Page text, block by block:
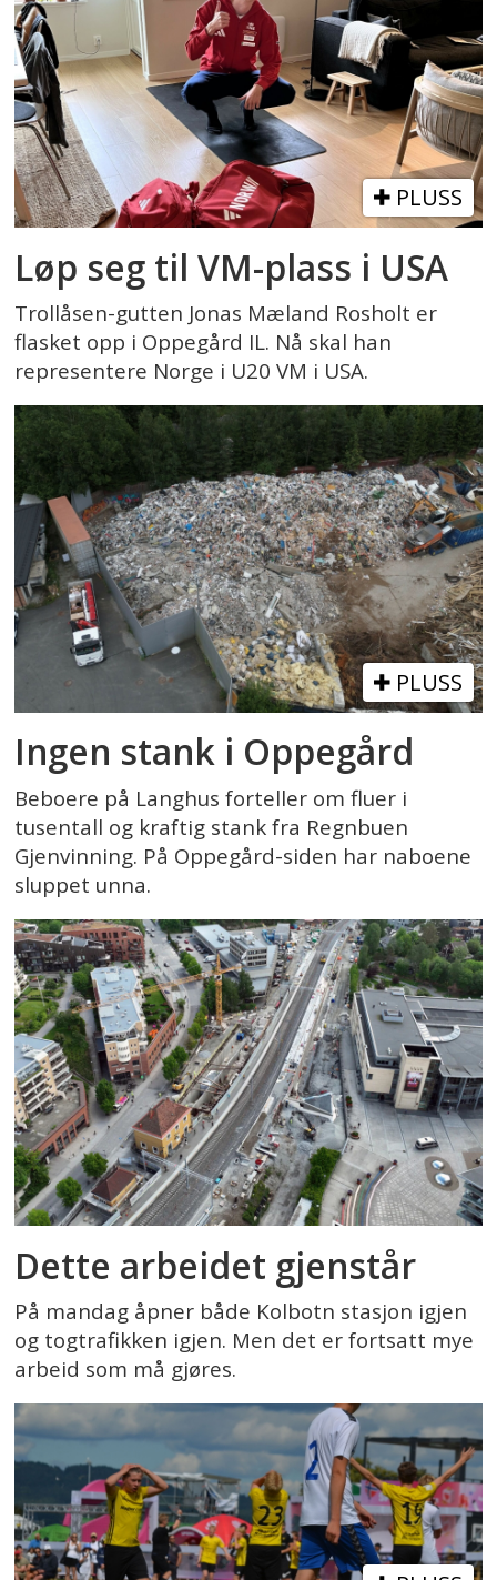
PLUSS
Løp seg til VM-plass i USA
Trollåsen-gutten Jonas Mæland Rosholt er
flasket opp i Oppegård IL. Nå skal han
representere Norge i U20 VM i USA.
PLUSS
Ingen stank i Oppegård
Beboere på Langhus forteller om fluer i
tusentall og kraftig stank fra Regnbuen
Gjenvinning. På Oppegård-siden har naboene
sluppet unna.
Dette arbeidet gjenstår
På mandag åpner både Kolbotn stasjon igjen
og togtrafikken igjen. Men det er fortsatt mye
arbeid som må gjøres.